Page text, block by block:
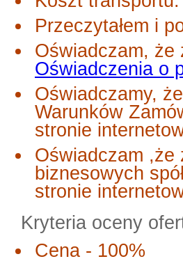
Przeczytałem i
Oświadczam, że
Oświadczenia o
Oświadczamy,
Warunków
stronie
Oświadczam ,że
biznesowych
stronie
Kryteria oceny
Cena - 100%